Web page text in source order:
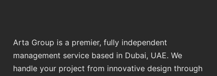
Arta Group is a premier, fully independent
management service based in Dubai, UAE. We
handle your project from innovative design through